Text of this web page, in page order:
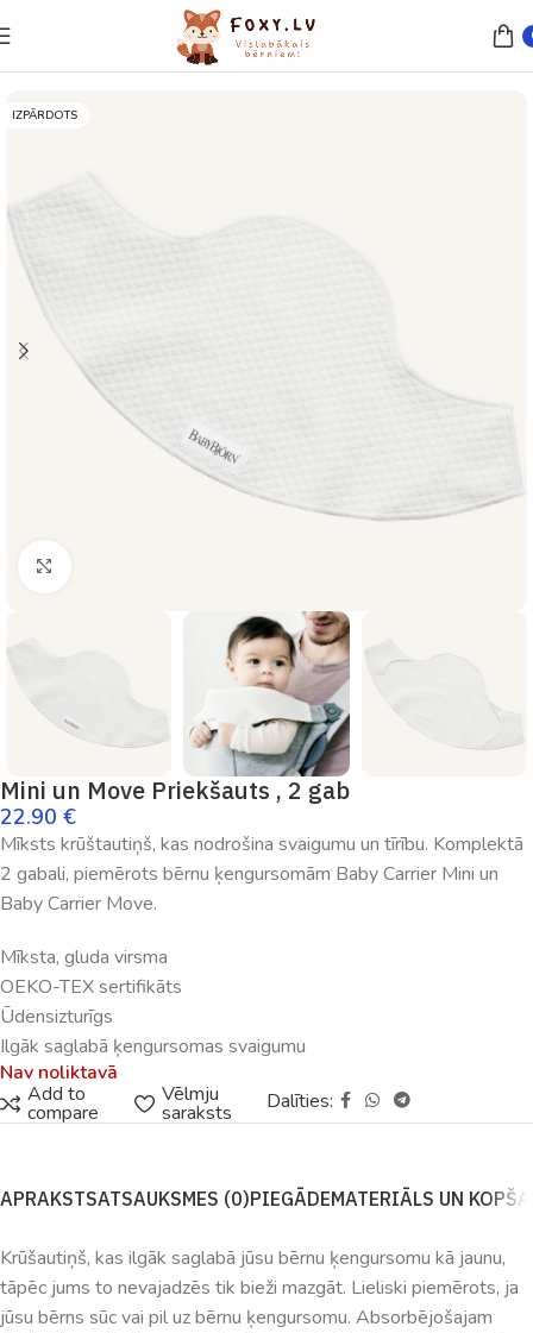
Sākums Ķengursomas un piederumi
IZPĀRDOTS
Mini un Move Priekšauts , 2 gab
22.90 €
Mīksts krūštautiņš, kas nodrošina svaigumu un tīrību. Komplektā
2 gabali, piemērots bērnu ķengursomām Baby Carrier Mini un
Baby Carrier Move.
Mīksta, gluda virsma
OEKO-TEX sertifikāts
Ūdensizturīgs
Ilgāk saglabā ķengursomas svaigumu
Nav noliktavā
Add to
compare
Vēlmju
saraksts Dalīties:
APRAKSTSATSAUKSMES (0)PIEGĀDEMATERIĀLS UN
Krūšautiņš, kas ilgāk saglabā jūsu bērnu ķengursomu kā jaunu,
tāpēc jums to nevajadzēs tik bieži mazgāt. Lieliski piemērots, ja
jūsu bērns sūc vai pil uz bērnu ķengursomu. Absorbējošajam